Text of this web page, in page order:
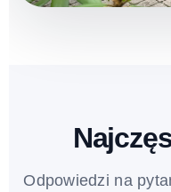
Odpowiedzi na